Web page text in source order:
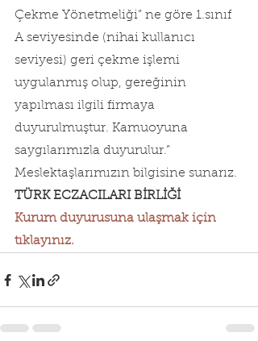
Çekme Yönetmeliği” ne göre 1.sınıf
A seviyesinde (nihai kullanıcı
seviyesi) geri çekme işlemi
uygulanmış olup, gereğinin
yapılması ilgili firmaya
duyurulmuştur. Kamuoyuna
saygılarımızla duyurulur.”
Meslektaşlarımızın bilgisine sunarız.
TÜRK ECZACILARI BİRLİĞİ
Kurum duyurusuna ulaşmak için
tıklayınız.